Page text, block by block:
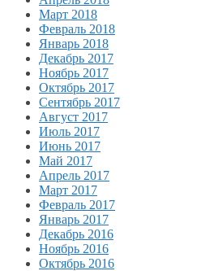
Март 2018
Февраль 2018
Январь 2018
Декабрь 2017
Ноябрь 2017
Октябрь 2017
Сентябрь 2017
Август 2017
Июль 2017
Июнь 2017
Май 2017
Апрель 2017
Март 2017
Февраль 2017
Январь 2017
Декабрь 2016
Ноябрь 2016
Октябрь 2016